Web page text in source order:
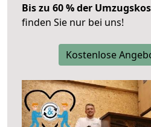
Bis zu 60 % der
finden Sie nur bei uns!
Kostenlose